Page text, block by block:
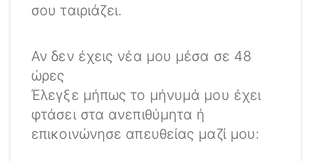
σου ταιριάζει.
Αν δεν έχεις νέα μου μέσα σε 48
ώρες
Έλεγξε μήπως το μήνυμά μου έχει
φτάσει στα ανεπιθύμητα ή
επικοινώνησε απευθείας μαζί μου: